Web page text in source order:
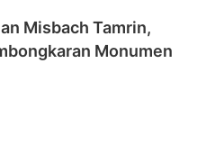
Misbach Tamrin,
Monumen